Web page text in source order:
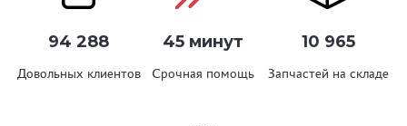
94 288
Довольных клиентов
45 минут
Срочная помощь
10 965
Запчастей на складе